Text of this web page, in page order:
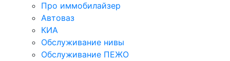
Про иммобилайзер
Автоваз
КИА
Обслуживание нивы
Обслуживание ПЕЖО